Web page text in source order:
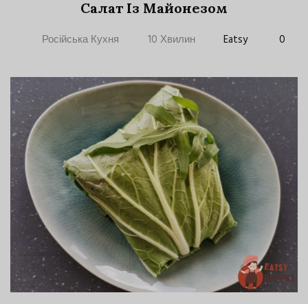
Салат Із Майонезом
Російська Кухня 10 Хвилин Eatsy 0